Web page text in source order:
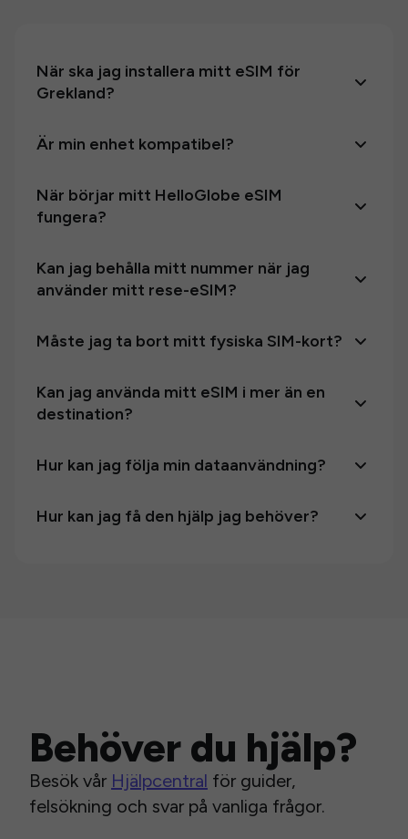
När ska jag installera mitt eSIM för
Grekland?
Är min enhet kompatibel?
När börjar mitt HelloGlobe eSIM
fungera?
Kan jag behålla mitt nummer när jag
använder mitt rese-eSIM?
Måste jag ta bort mitt fysiska SIM-kort?
Kan jag använda mitt eSIM i mer än en
destination?
Hur kan jag följa min dataanvändning?
Hur kan jag få den hjälp jag behöver?
Behöver du hjälp?
Besök vår Hjälpcentral för guider,
felsökning och svar på vanliga frågor.